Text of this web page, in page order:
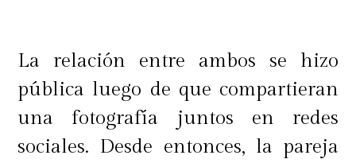
La relación entre ambos se hizo
pública luego de que compartieran
una fotografía juntos en redes
sociales. Desde entonces, la pareja